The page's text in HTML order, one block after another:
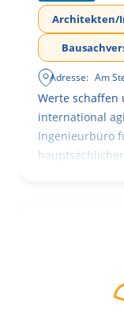
Architekten/
Adresse: Am
Werte schaffen
international
Ingenieurbüro